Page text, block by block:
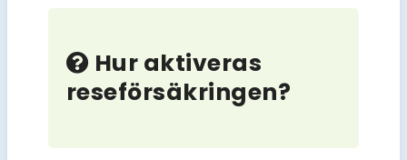
Hur aktiveras
reseförsäkringen?